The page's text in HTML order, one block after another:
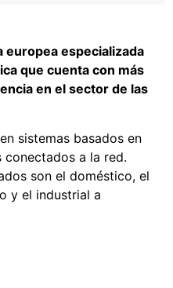
europea especializada
que cuenta con más
en el sector de las
sistemas basados en
conectados a la red.
son el doméstico, el
y el industrial a